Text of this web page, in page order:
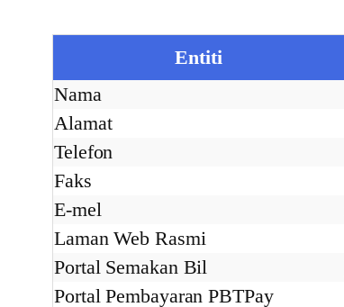
Entiti
Nama
Alamat
Telefon
Faks
E-mel
Laman Web Rasmi
Portal Semakan Bil
Portal Pembayaran PBTPay